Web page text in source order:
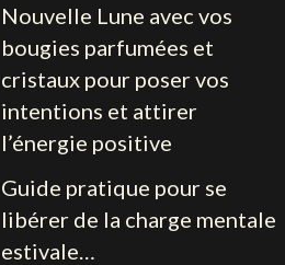
Nouvelle Lune avec vos
bougies parfumées et
cristaux pour poser vos
intentions et attirer
l’énergie positive
Guide pratique pour se
libérer de la charge mentale
estivale…